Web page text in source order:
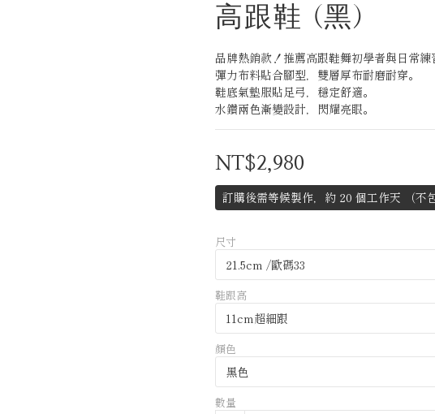
高跟鞋 (黑)
品牌熱銷款！推薦高跟鞋舞初學者與日常練
彈力布料貼合腳型，雙層厚布耐磨耐穿。
鞋底氣墊服貼足弓，穩定舒適。
水鑽兩色漸變設計，閃耀亮眼。
NT$2,980
訂購後需等候製作，約 20 個工作天 （不
尺寸
鞋跟高
顏色
數量